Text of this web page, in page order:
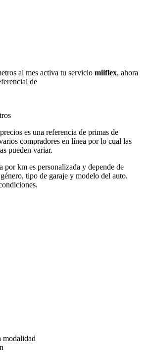
al mes activa tu servicio miiflex, ahora
de
es una referencia de primas de
compradores en línea por lo cual las
pueden variar.
por km es personalizada y depende de
tipo de garaje y modelo del auto.
modalidad